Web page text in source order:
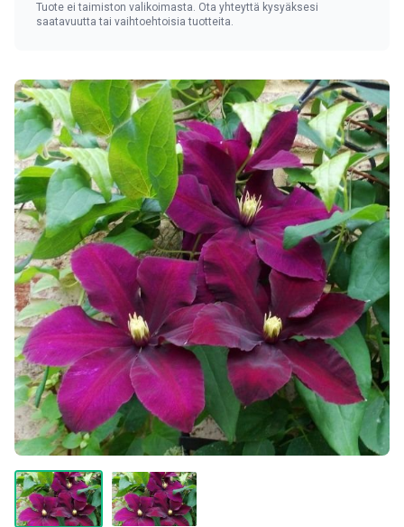
Tuote ei taimiston valikoimasta. Ota yhteyttä kysyäksesi
saatavuutta tai vaihtoehtoisia tuotteita.